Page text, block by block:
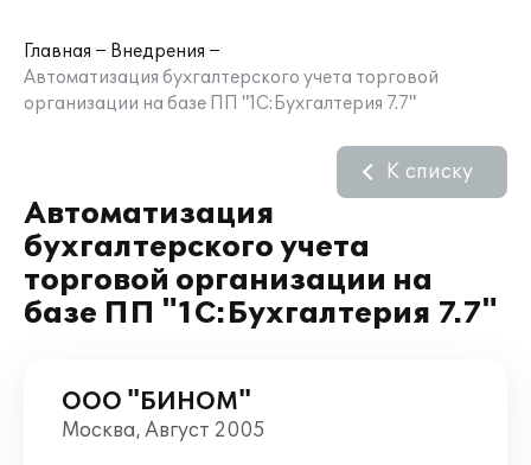
Главная
Внедрения
Автоматизация бухгалтерского учета торговой
организации на базе ПП "1С:Бухгалтерия 7.7"
Автоматизация
бухгалтерского учета
торговой организации на
базе ПП "1С:Бухгалтерия 7.7"
К списку
ООО "БИНОМ"
Москва, Август 2005